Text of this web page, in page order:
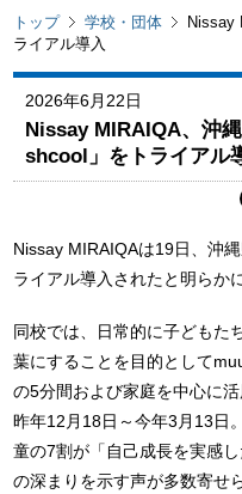
トップ 学校・団体
Nissay
ライアル導入
2026年6月22日
Nissay MIRAIQA、沖
shcool」をトライアル
Nissay MIRAIQAは19日、沖
ライアル導入されたと明らか
同校では、日常的に子どもた
葉にすることを目的として
の5分間および家庭を中心に
昨年12月18日～今年3月13日
童の7割が「自己成長を実感
の深まりを示す声が多数寄せ